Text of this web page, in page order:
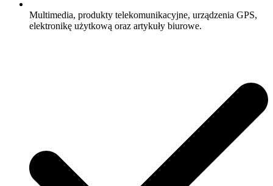
Multimedia, produkty telekomunikacyjne, urządzenia GPS,
elektronikę użytkową oraz artykuły biurowe.